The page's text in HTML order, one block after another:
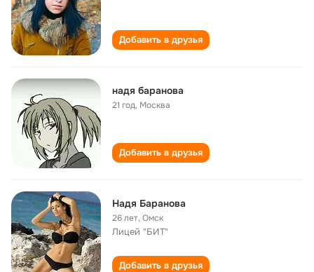
Добавить в друзья
надя баранова
21 год, Москва
Добавить в друзья
Надя Баранова
26 лет,Омск
Лицей "БИТ"
Добавить в друзья